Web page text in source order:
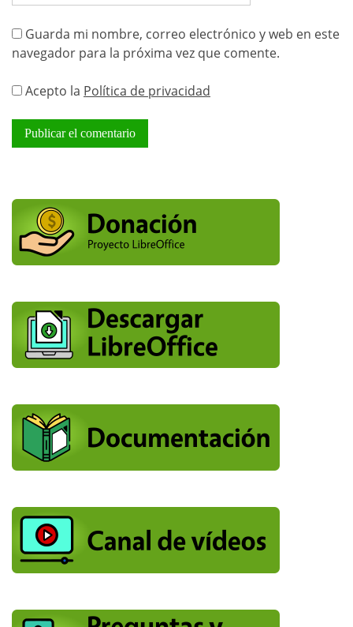
Guarda mi nombre, correo electrónico y web en este
navegador para la próxima vez que comente.
Acepto la Política de privacidad